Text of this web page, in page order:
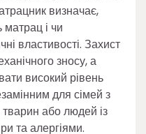
визначає,
матрац і чи
властивості. Захист
зносу, а
високий рівень
для сімей з
або людей із
та алергіями.